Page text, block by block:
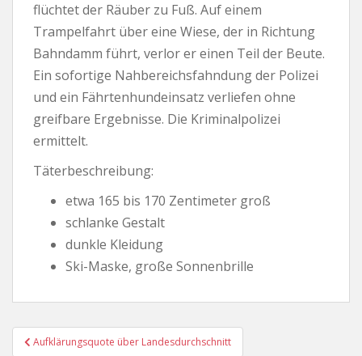
flüchtet der Räuber zu Fuß. Auf einem
Trampelfahrt über eine Wiese, der in Richtung
Bahndamm führt, verlor er einen Teil der Beute.
Ein sofortige Nahbereichsfahndung der Polizei
und ein Fährtenhundeinsatz verliefen ohne
greifbare Ergebnisse. Die Kriminalpolizei
ermittelt.
Täterbeschreibung:
etwa 165 bis 170 Zentimeter groß
schlanke Gestalt
dunkle Kleidung
Ski-Maske, große Sonnenbrille
Beitragsnavigation
Aufklärungsquote über Landesdurchschnitt